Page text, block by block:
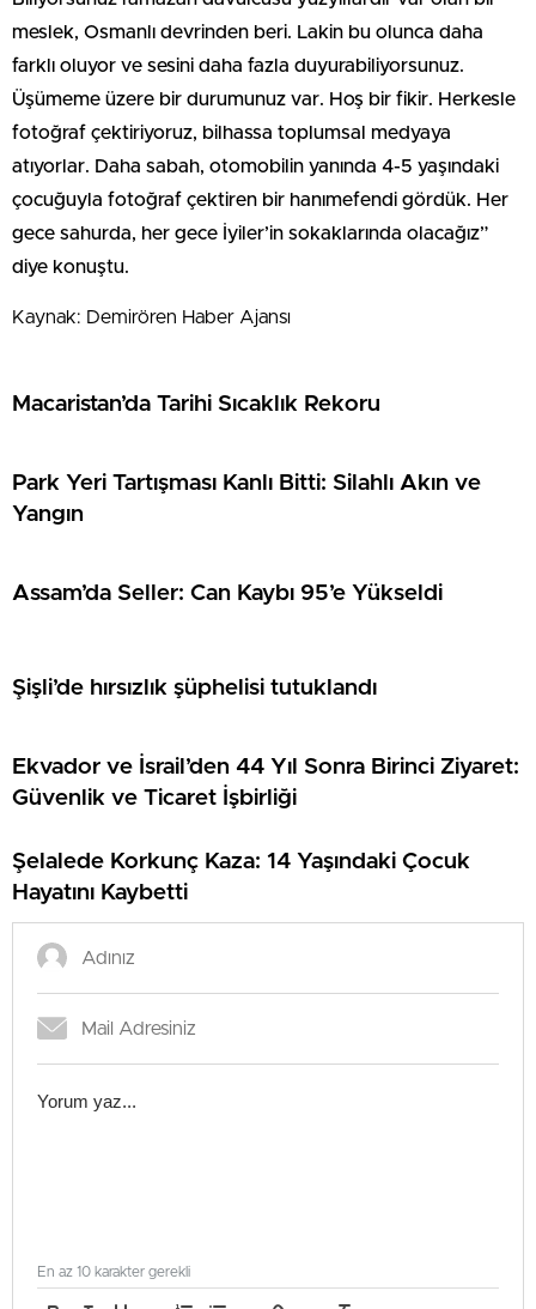
meslek, Osmanlı devrinden beri. Lakin bu olunca daha
farklı oluyor ve sesini daha fazla duyurabiliyorsunuz.
Üşümeme üzere bir durumunuz var. Hoş bir fikir. Herkesle
fotoğraf çektiriyoruz, bilhassa toplumsal medyaya
atıyorlar. Daha sabah, otomobilin yanında 4-5 yaşındaki
çocuğuyla fotoğraf çektiren bir hanımefendi gördük. Her
gece sahurda, her gece İyiler’in sokaklarında olacağız”
diye konuştu.
Kaynak: Demirören Haber Ajansı
Macaristan’da Tarihi Sıcaklık Rekoru
Park Yeri Tartışması Kanlı Bitti: Silahlı Akın ve
Yangın
Assam’da Seller: Can Kaybı 95’e Yükseldi
Şişli’de hırsızlık şüphelisi tutuklandı
Ekvador ve İsrail’den 44 Yıl Sonra Birinci Ziyaret:
Güvenlik ve Ticaret İşbirliği
Şelalede Korkunç Kaza: 14 Yaşındaki Çocuk
Hayatını Kaybetti
En az 10 karakter gerekli